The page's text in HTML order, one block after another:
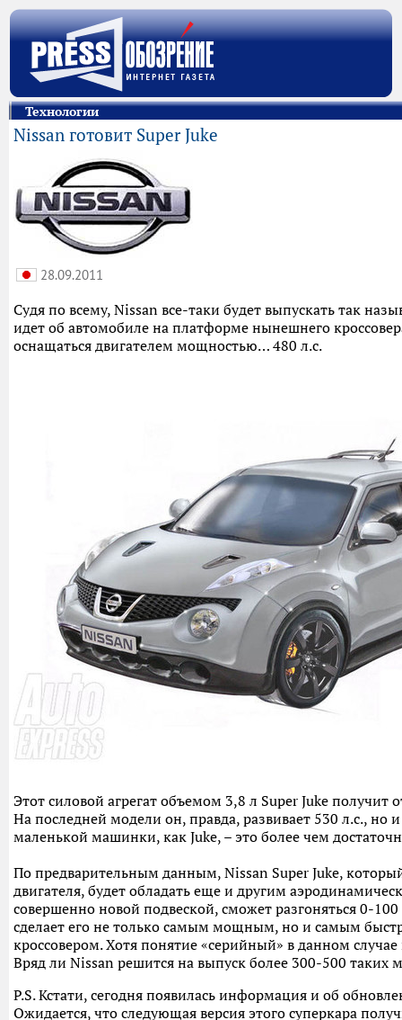
Технологии
Nissan готовит Super Juke
28.09.2011
Судя по всему, Nissan все-таки будет выпускать так
идет об автомобиле на платформе нынешнего
оснащаться двигателем мощностью… 480 л.с.
Этот силовой агрегат объемом 3,8 л Super Juke получит
На последней модели он, правда, развивает 530 л.с., но
маленькой машинки, как Juke, – это более чем
По предварительным данным, Nissan Super Juke,
двигателя, будет обладать еще и другим
совершенно новой подвеской, сможет разгоняться 0-
сделает его не только самым мощным, но и самым
кроссовером. Хотя понятие «серийный» в данном
Вряд ли Nissan решится на выпуск более 300-500 таких
P.S. Кстати, сегодня появилась информация и об
Ожидается, что следующая версия этого суперкара